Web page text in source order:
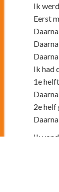
Ik
Eerst
Ik had
1e
2e helf
Ik